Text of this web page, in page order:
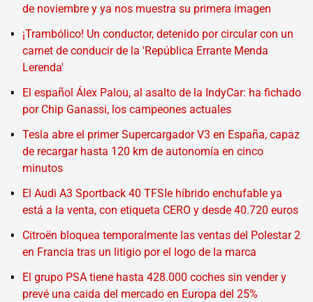
de noviembre y ya nos muestra su primera imagen
¡Trambólico! Un conductor, detenido por circular con un
carnet de conducir de la 'República Errante Menda
Lerenda'
El español Álex Palou, al asalto de la IndyCar: ha fichado
por Chip Ganassi, los campeones actuales
Tesla abre el primer Supercargador V3 en España, capaz
de recargar hasta 120 km de autonomía en cinco
minutos
El Audi A3 Sportback 40 TFSIe híbrido enchufable ya
está a la venta, con etiqueta CERO y desde 40.720 euros
Citroën bloquea temporalmente las ventas del Polestar 2
en Francia tras un litigio por el logo de la marca
El grupo PSA tiene hasta 428.000 coches sin vender y
prevé una caida del mercado en Europa del 25%